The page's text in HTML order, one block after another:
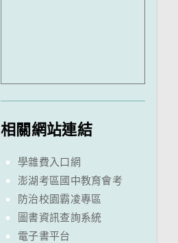
相關網站連結
學雜費入口網
澎湖考區國中教育會考
防治校園霸凌專區
圖書資訊查詢系統
電子書平台